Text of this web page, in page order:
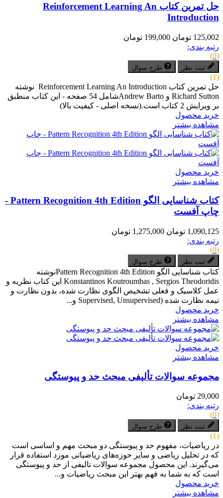
حل تمرین کتاب Reinforcement Learning An
Introduction
125,002 تومان
199,000 تومان
رتبه بندی:
(0)
ثبت نظر طرح سوال
(1)
حل تمرین کتاب Reinforcement Learning An Introduction نوشته
Richard Sutton و Andrew Bartoشامل 54 صفحه - این کتاب منطبق
بر ویرایش 2 کتاب است.(نسخه اصلی - کیفیت بالا)
خرید محصول
مشاهده بیشتر
خرید محصول
مشاهده بیشتر
کتاب شناسایی الگو Pattern Recognition 4th Edition -
چاپ آفست
1,090,125 تومان
1,275,000 تومان
رتبه بندی:
(0)
ثبت نظر طرح سوال
کتاب شناسایی الگو Pattern Recognition 4th Editionنوشته
Konstantinos Koutroumbas , Sergios Theodoridis این کتاب نظریه و
عمل کلاسیک و فعلی تشخیص الگوی نظارت شده، بدون نظارت و
نیمه نظارت شده (Supervised, Unsupervised و...
خرید محصول
مشاهده بیشتر
خرید محصول
مشاهده بیشتر
مجموعه سوالات تألیفی مبحث حد و پیوستگی
29,000 تومان
رتبه بندی:
(0)
ثبت نظر طرح سوال
(1)
در ریاضیات، مفهوم حد و پیوستگی دو مبحث مهم و اساسی است
که در تحلیل ریاضی و سایر حوزه‌های ریاضیاتی مورد استفاده قرار
می‌گیرند. این محصول مجموعه سوالات تالیفی از حد و پیوستگی
است که به شما به فهم بهتر این مبحث ریاضیات و...
خرید محصول
مشاهده بیشتر